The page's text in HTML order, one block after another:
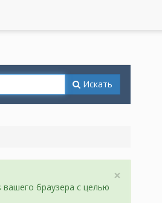
Искать
×
браузера с целью